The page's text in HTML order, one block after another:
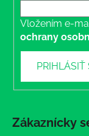
Vložením e-
ochrany
PRIHLÁSIŤ
Zákaznícky